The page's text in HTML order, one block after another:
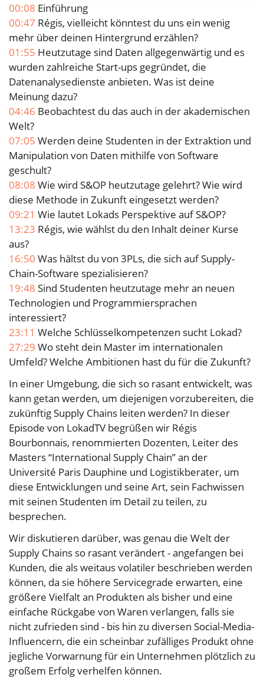
00:08 Einführung
00:47 Régis, vielleicht könntest du uns ein wenig
mehr über deinen Hintergrund erzählen?
01:55 Heutzutage sind Daten allgegenwärtig und es
wurden zahlreiche Start-ups gegründet, die
Datenanalysedienste anbieten. Was ist deine
Meinung dazu?
04:46 Beobachtest du das auch in der akademischen
Welt?
07:05 Werden deine Studenten in der Extraktion und
Manipulation von Daten mithilfe von Software
geschult?
08:08 Wie wird S&OP heutzutage gelehrt? Wie wird
diese Methode in Zukunft eingesetzt werden?
09:21 Wie lautet Lokads Perspektive auf S&OP?
13:23 Régis, wie wählst du den Inhalt deiner Kurse
aus?
16:50 Was hältst du von 3PLs, die sich auf Supply-
Chain-Software spezialisieren?
19:48 Sind Studenten heutzutage mehr an neuen
Technologien und Programmiersprachen
interessiert?
23:11 Welche Schlüsselkompetenzen sucht Lokad?
27:29 Wo steht dein Master im internationalen
Umfeld? Welche Ambitionen hast du für die Zukunft?
In einer Umgebung, die sich so rasant entwickelt, was
kann getan werden, um diejenigen vorzubereiten, die
zukünftig Supply Chains leiten werden? In dieser
Episode von LokadTV begrüßen wir Régis
Bourbonnais, renommierten Dozenten, Leiter des
Masters “International Supply Chain” an der
Université Paris Dauphine und Logistikberater, um
diese Entwicklungen und seine Art, sein Fachwissen
mit seinen Studenten im Detail zu teilen, zu
besprechen.
Wir diskutieren darüber, was genau die Welt der
Supply Chains so rasant verändert - angefangen bei
Kunden, die als weitaus volatiler beschrieben werden
können, da sie höhere Servicegrade erwarten, eine
größere Vielfalt an Produkten als bisher und eine
einfache Rückgabe von Waren verlangen, falls sie
nicht zufrieden sind - bis hin zu diversen Social-Media-
Influencern, die ein scheinbar zufälliges Produkt ohne
jegliche Vorwarnung für ein Unternehmen plötzlich zu
großem Erfolg verhelfen können.